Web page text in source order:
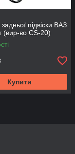
підвіски ВАЗ
(вир-во CS-20)
Купити